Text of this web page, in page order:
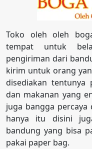
Toko oleh oleh
tempat untuk
pengiriman dari
kirim untuk orang
disediakan tentunya
dan makanan yang
juga bangga
hanya itu disini
bandung yang bisa
pakai paper bag.